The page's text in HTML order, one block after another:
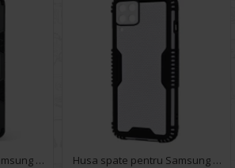
Husa spate pentru Samsung Galaxy A22 - Mantis Case Negru Husa spate pentru Samsung Galaxy A22 - Zip Case Gri